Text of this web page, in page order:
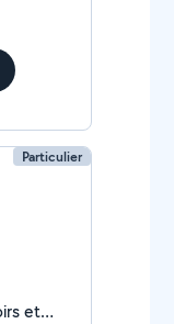
Particulier